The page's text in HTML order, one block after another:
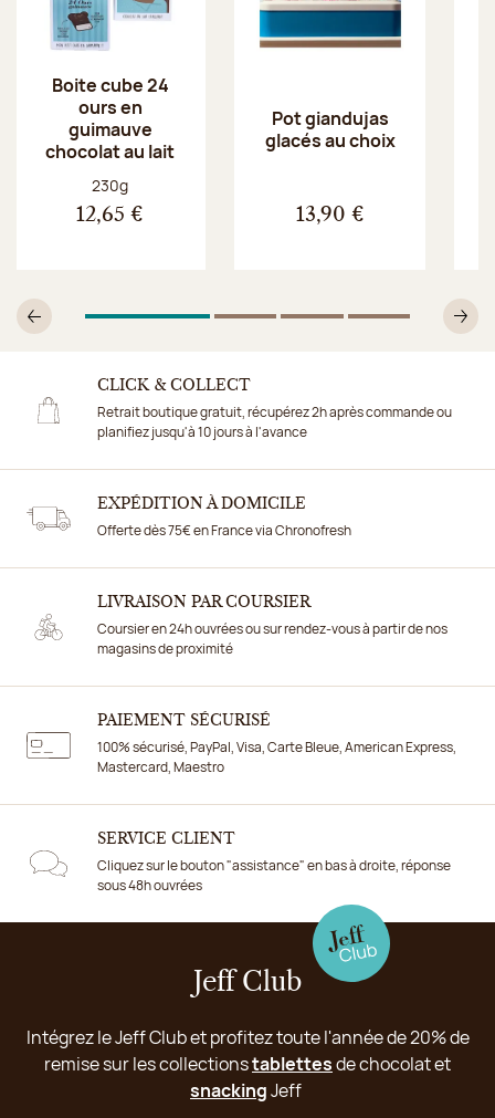
Boite cube 24
ours en
guimauve
chocolat au lait
Poids net :
230g
12,65 €
Pot giandujas
glacés au choix
13,90 €
Précédent
1Sur 4 2Sur 4
3Sur 4
4Sur 4
CLICK & COLLECT
Retrait boutique gratuit, récupérez 2h après commande ou
planifiez jusqu'à 10 jours à l'avance
EXPÉDITION À DOMICILE
Offerte dès 75€ en France via Chronofresh
LIVRAISON PAR COURSIER
Coursier en 24h ouvrées ou sur rendez-vous à partir de nos
magasins de proximité
PAIEMENT SÉCURISÉ
100% sécurisé, PayPal, Visa, Carte Bleue, American Express,
Mastercard, Maestro
SERVICE CLIENT
Cliquez sur le bouton "assistance" en bas à droite, réponse
sous 48h ouvrées
Jeff Club
Intégrez le Jeff Club et profitez toute l'année de 20% de
remise sur les collectionstablettesde chocolat et
snackingJeff